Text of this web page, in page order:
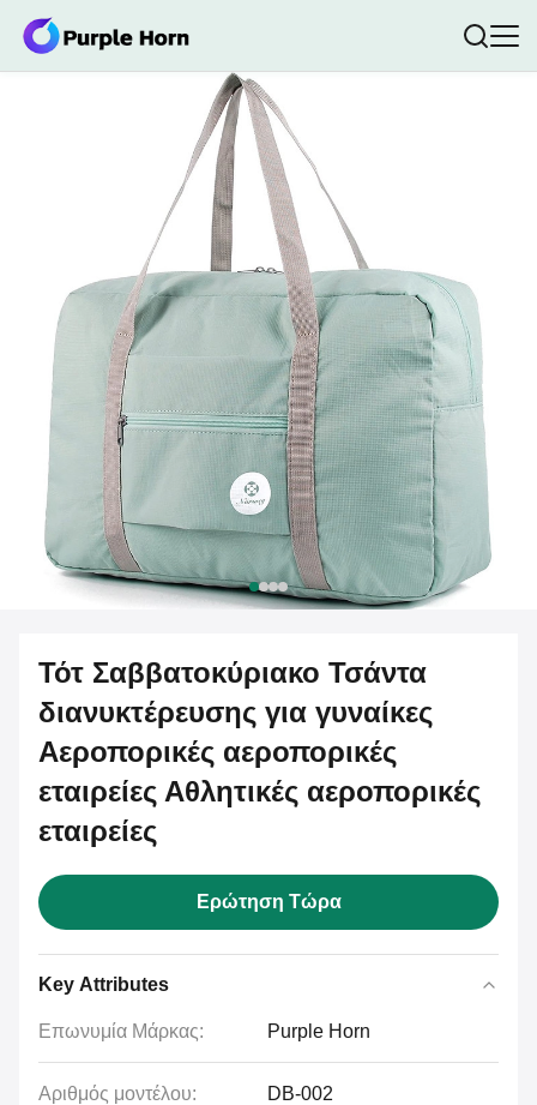
Τότ Σαββατοκύριακο Τσάντα
διανυκτέρευσης για γυναίκες
Αεροπορικές αεροπορικές
εταιρείες Αθλητικές αεροπορικές
εταιρείες
Ερώτηση Τώρα
Key Attributes
Επωνυμία Μάρκας: Purple Horn
Αριθμός μοντέλου: DB-002